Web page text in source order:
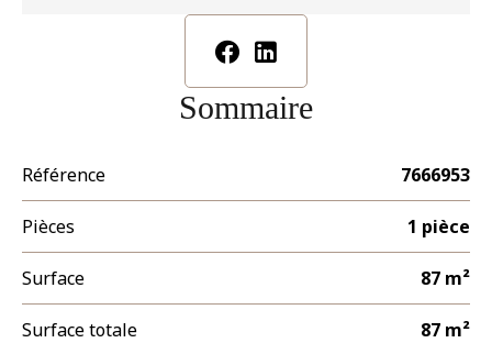
Sommaire
Référence 7666953
Pièces 1 pièce
Surface 87 m²
Surface totale 87 m²